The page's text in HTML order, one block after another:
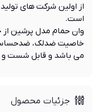
از اولین شرکت های
است.
خاصیت ضدلک،
می باشد و قابل شست و
جزئیات محصول